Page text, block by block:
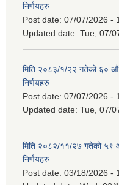
निर्णयहरु
Post date: 07/07/2026 -
Updated date: Tue, 07/
मिति २०८३/१/२२ गतेको ६० औं
निर्णयहरु
Post date: 07/07/2026 -
Updated date: Tue, 07/
मिति २०८२/११/२७ गतेको ५९
निर्णयहरु
Post date: 03/18/2026 -